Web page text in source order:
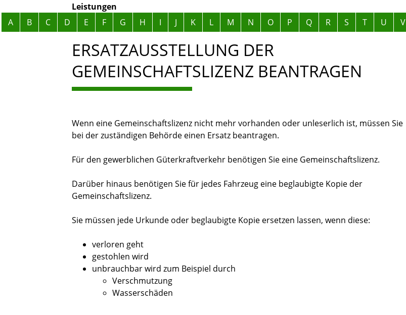
Leistungen
Alphabetisches Register überspringen
A B C D E F G H I J K L M N O P Q R S T U V
ERSATZAUSSTELLUNG DER
GEMEINSCHAFTSLIZENZ BEANTRAGEN
Wenn eine Gemeinschaftslizenz nicht mehr vorhanden oder unleserlich ist, müssen Sie
bei der zuständigen Behörde einen Ersatz beantragen.
Für den gewerblichen Güterkraftverkehr benötigen Sie eine Gemeinschaftslizenz.
Darüber hinaus benötigen Sie für jedes Fahrzeug eine beglaubigte Kopie der
Gemeinschaftslizenz.
Sie müssen jede Urkunde oder beglaubigte Kopie ersetzen lassen, wenn diese:
verloren geht
gestohlen wird
unbrauchbar wird zum Beispiel durch
Verschmutzung
Wasserschäden